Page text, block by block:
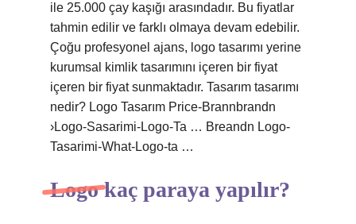
ile 25.000 çay kaşığı arasındadır. Bu fiyatlar
tahmin edilir ve farklı olmaya devam edebilir.
Çoğu profesyonel ajans, logo tasarımı yerine
kurumsal kimlik tasarımını içeren bir fiyat
içeren bir fiyat sunmaktadır. Tasarım tasarımı
nedir? Logo Tasarım Price-Brannbrandn
›Logo-Sasarimi-Logo-Ta … Breandn Logo-
Tasarimi-What-Logo-ta …
Logo kaç paraya yapılır?